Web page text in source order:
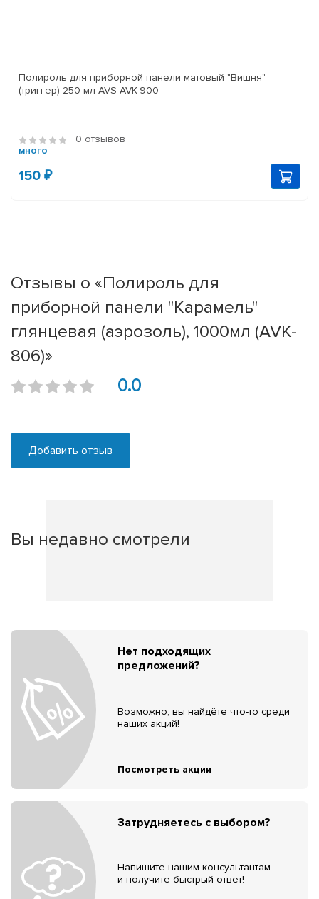
Полироль для приборной панели матовый "Вишня"
(триггер) 250 мл AVS AVK-900
0 отзывов
много
150 ₽
Отзывы о «Полироль для
приборной панели "Карамель"
глянцевая (аэрозоль), 1000мл (AVK-
806)»
0.0
Добавить отзыв
Вы недавно смотрели
Нет подходящих
предложений?
Возможно, вы найдёте что-то среди
наших акций!
Посмотреть акции
Затрудняетесь с выбором?
Напишите нашим консультантам
и получите быстрый ответ!